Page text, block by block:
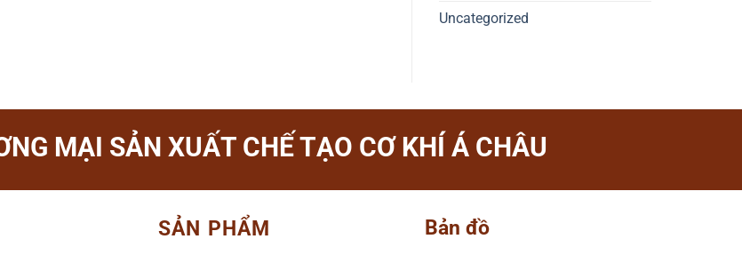
Uncategorized
MẠI SẢN XUẤT CHẾ TẠO CƠ KHÍ Á CHÂU
SẢN PHẨM Bản đồ